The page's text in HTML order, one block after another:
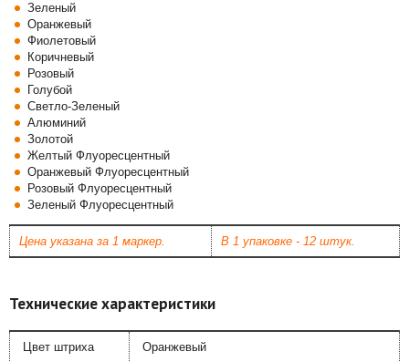
Зеленый
Оранжевый
Фиолетовый
Коричневый
Розовый
Голубой
Светло-Зеленый
Алюминий
Золотой
Желтый Флуоресцентный
Оранжевый Флуоресцентный
Розовый Флуоресцентный
Зеленый Флуоресцентный
Цена указана за 1 маркер. В 1 упаковке - 12 штук.
Технические характеристики
Цвет штриха Оранжевый